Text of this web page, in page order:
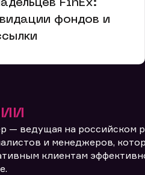
FinEx:
фондов и
— ведущая на российском
и менеджеров,
клиентам
Ваше